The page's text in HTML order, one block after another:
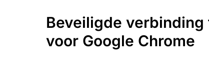
Beveiligde
voor Google Chrome